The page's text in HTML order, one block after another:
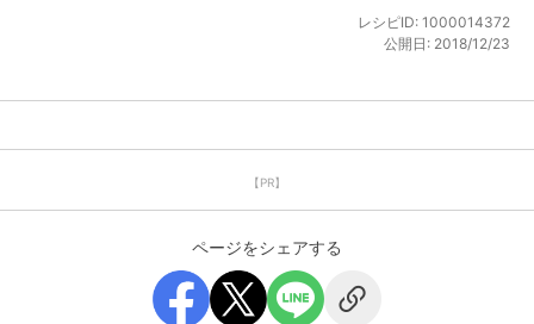
レシピID: 1000014372
公開日: 2018/12/23
【PR】
ページをシェアする